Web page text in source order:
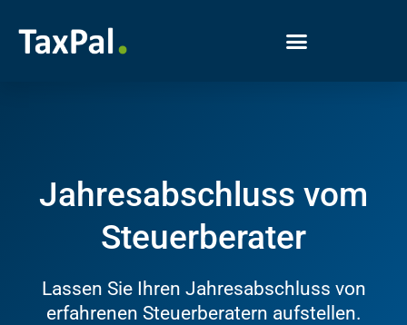
Jahresabschluss vom
Steuerberater
Lassen Sie Ihren Jahresabschluss von
erfahrenen Steuerberatern aufstellen.